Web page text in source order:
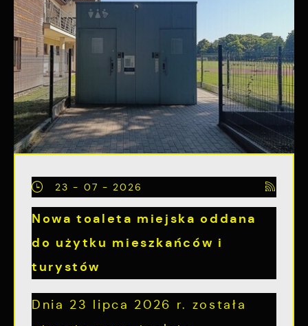
23 - 07 - 2026
Nowa toaleta miejska oddana
do użytku mieszkańców i
turystów
Dnia 23 lipca 2026 r. została